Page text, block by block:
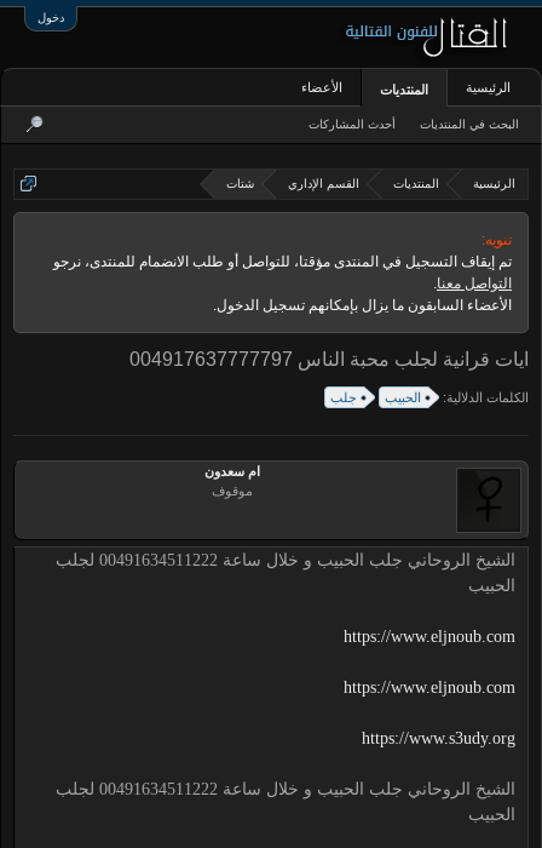
دخول
الرئيسية المنتديات القسم الإداري شتات
تنويه:
تم إيقاف التسجيل في المنتدى مؤقتا، للتواصل أو طلب الانضمام للمنتدى، نرجو
التواصل معنا.
الأعضاء السابقون ما يزال بإمكانهم تسجيل الدخول.
ايات قرانية لجلب محبة الناس 004917637777797
الكلمات الدلالية: الحبيب جلب
ام سعدون
موقوف
الشيخ الروحاني جلب الحبيب و خلال ساعة 00491634511222 لجلب
الحبيب
https://www.eljnoub.com
https://www.eljnoub.com
https://www.s3udy.org
الشيخ الروحاني جلب الحبيب و خلال ساعة 00491634511222 لجلب
الحبيب
الرئيسية المنتديات
البحث في المنتديات أحدث المشاركات
الأعضاء